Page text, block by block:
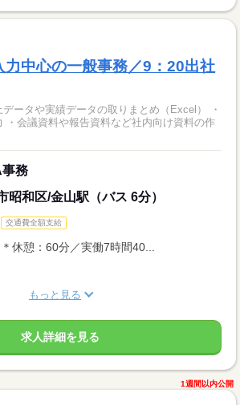
力中心の一般事務／9：20出社
データや実績データの取りまとめ（Excel） ・
・会議資料や報告資料など社内向け資料の作
務
昭和区/金山駅（バス 6分）
交通費全額支給
休憩：60分／実働7時間40...
もっと見る
求人詳細を見る
1週間以内公開